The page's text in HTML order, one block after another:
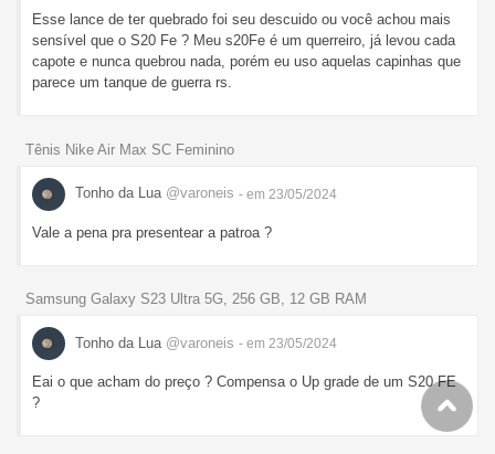
Esse lance de ter quebrado foi seu descuido ou você achou mais
sensível que o S20 Fe ? Meu s20Fe é um querreiro, já levou cada
capote e nunca quebrou nada, porém eu uso aquelas capinhas que
parece um tanque de guerra rs.
Tênis Nike Air Max SC Feminino
Tonho da Lua @varoneis - em 23/05/2024
Vale a pena pra presentear a patroa ?
Samsung Galaxy S23 Ultra 5G, 256 GB, 12 GB RAM
Tonho da Lua @varoneis - em 23/05/2024
Eai o que acham do preço ? Compensa o Up grade de um S20 FE
?